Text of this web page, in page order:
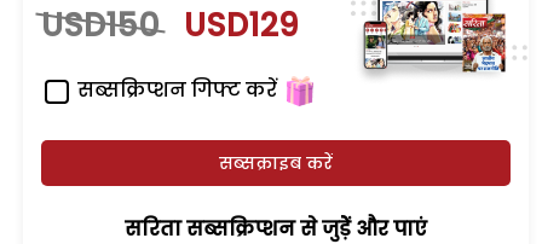
USD150 USD129
सब्सक्रिप्शन गिफ्ट करें
सब्सक्राइब करें
सरिता सब्सक्रिप्शन से जुड़ेें और पाएं